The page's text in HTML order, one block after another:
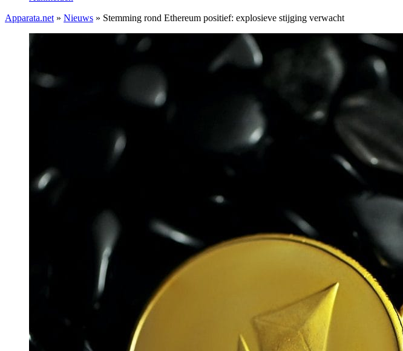
Apparata.net » Nieuws » Stemming rond Ethereum positief: explosieve stijging verwacht